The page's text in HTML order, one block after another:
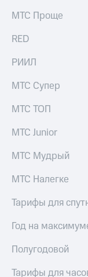
выкупа
акций
о
именных
Другое
Контакты
развитие
деловая этика
МТС Проще
RED
РИИЛ
МТС Супер
МТС ТОП
МТС Junior
МТС Мудрый
МТС Налегке
Тарифы для
Год на
Полугодовой
Тарифы для